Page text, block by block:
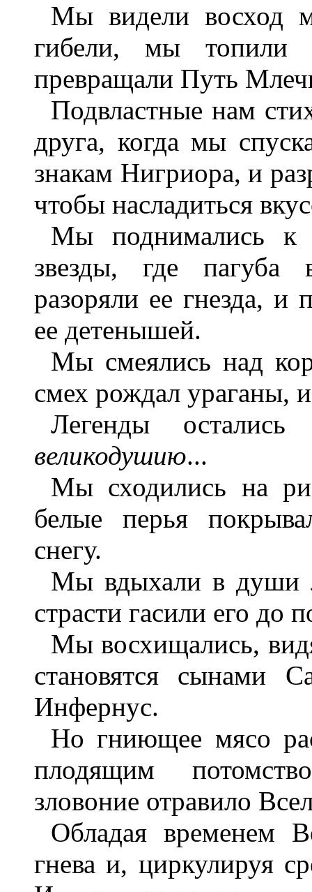
Мы видели восход
гибели, мы
превращали Путь
Подвластные нам
друга, когда мы
знакам Нигриора, и
чтобы насладиться
Мы поднимались к
звезды, где
разоряли ее гнезда, и
ее детенышей.
Мы смеялись над
смех рождал ураганы,
Легенды
великодушию...
Мы сходились на
белые перья
снегу.
Мы вдыхали в души
страсти гасили его до
Мы восхищались,
становятся сынами
Инфернус.
Но гниющее мясо
плодящим
зловоние отравило
Обладая временем
гнева и, циркулируя